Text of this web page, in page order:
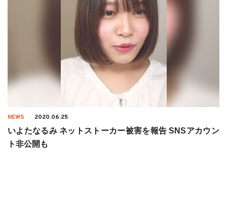
NEWS 2020.06.25
いよたなるみ ネットストーカー被害を報告 SNSアカウン
ト非公開も